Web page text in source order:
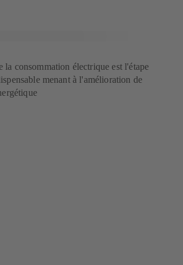
la consommation électrique est l'étape
menant à l'amélioration de